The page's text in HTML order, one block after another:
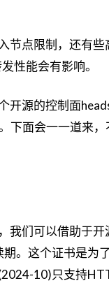
点限制，还有些
性能会有影响。
开源的控制面
下面会一一道来
我们可以借助于
。这个证书是为
10)只支持